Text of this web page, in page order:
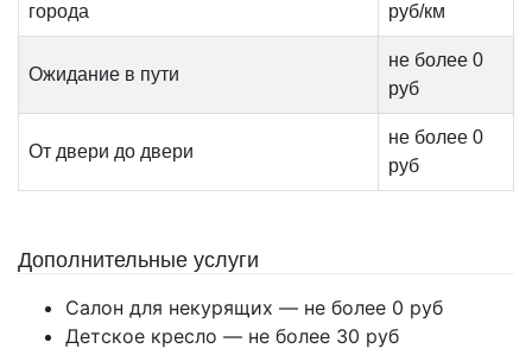
города
руб/км
Ожидание в пути
не более 0
руб
От двери до двери
не более 0
руб
Дополнительные услуги
Салон для некурящих — не более 0 руб
Детское кресло — не более 30 руб